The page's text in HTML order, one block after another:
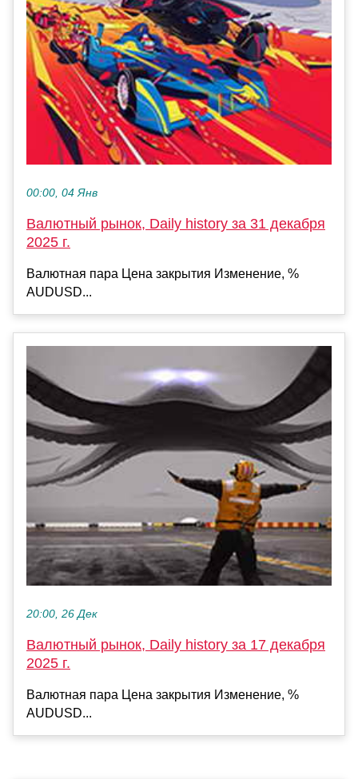
00:00, 04 Янв
Валютный рынок, Daily history за 31 декабря
2025 г.
Валютная пара Цена закрытия Изменение, %
AUDUSD...
20:00, 26 Дек
Валютный рынок, Daily history за 17 декабря
2025 г.
Валютная пара Цена закрытия Изменение, %
AUDUSD...